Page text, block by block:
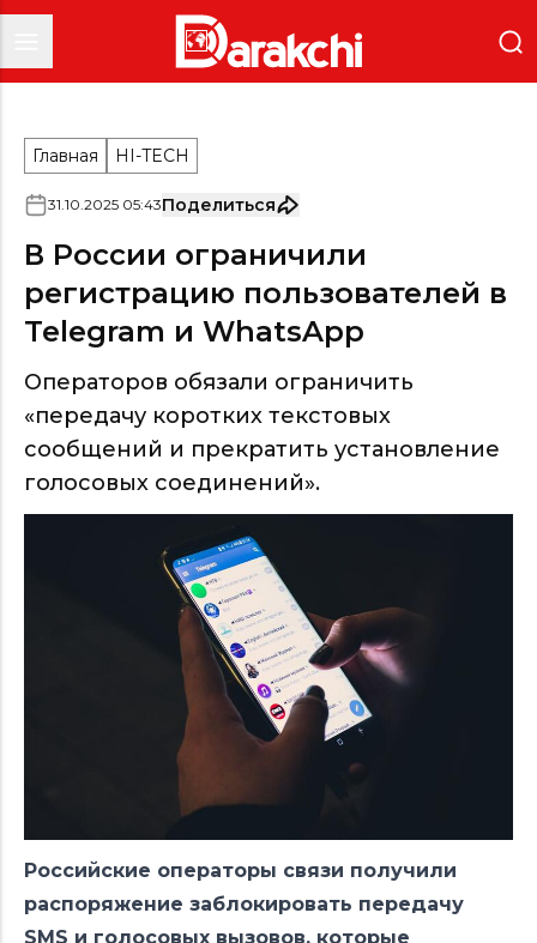
Главная HI-TECH
31.10.2025 05:43Поделиться
В России ограничили
регистрацию пользователей в
Telegram и WhatsApp
Операторов обязали ограничить
«передачу коротких текстовых
сообщений и прекратить установление
голосовых соединений».
Российские операторы связи получили
распоряжение заблокировать передачу
SMS и голосовых вызовов, которые